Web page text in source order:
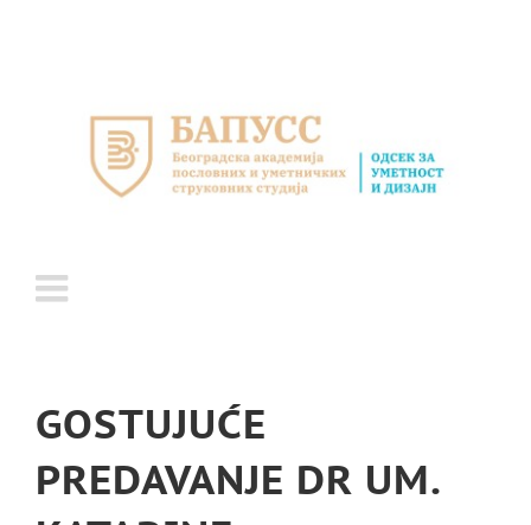
GOSTUJUĆE
PREDAVANJE DR UM.